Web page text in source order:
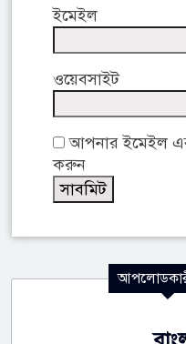
ইমেইল
ওয়েবসাইট
আপনার ইমেইল
করুন